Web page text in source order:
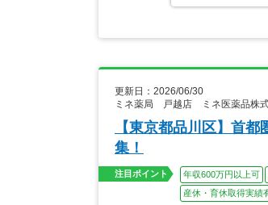
更新日：2026/06/30
ミネ薬局 戸越店 ミネ医薬品株式
【東京都品川区】首
集！
注目ポイント 年収600万円以上可
産休・育休取得実績